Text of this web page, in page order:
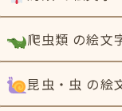
爬虫類 の絵文
昆虫・虫 の絵